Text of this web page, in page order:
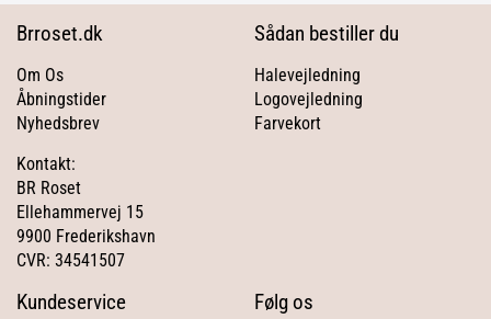
Brroset.dk
Om Os
Åbningstider
Nyhedsbrev
Kontakt:
BR Roset
Ellehammervej 15
9900 Frederikshavn
CVR: 34541507
Sådan bestiller du
Halevejledning
Logovejledning
Farvekort
Kundeservice Følg os